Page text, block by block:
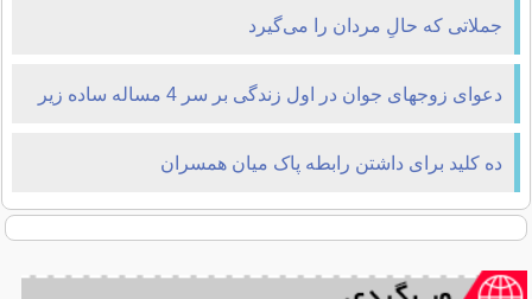
جملاتی که حالِ مردان را می‌گیرد
دعوای زوجهای جوان در اول زندگی بر سر 4 مساله ساده زیر
ده کلید برای داشتن رابطه پاک میان همسران